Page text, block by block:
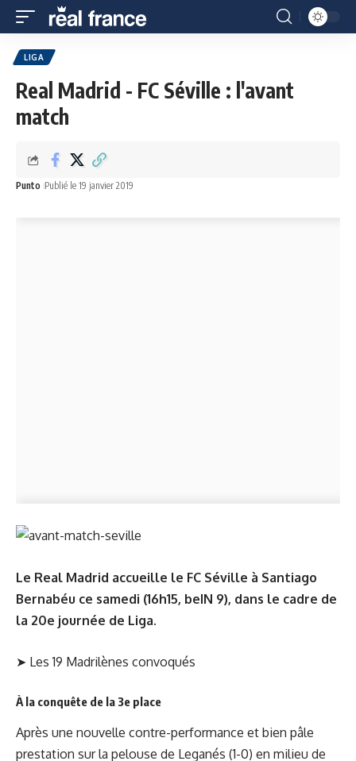
LIGA
Real Madrid - FC Séville : l'avant
match
Punto Publié le 19 janvier 2019
Le Real Madrid accueille le FC Séville à Santiago
Bernabéu ce samedi (16h15, beIN 9), dans le cadre de
la 20e journée de Liga.
➤ Les 19 Madrilènes convoqués
À la conquête de la 3e place
Après une nouvelle contre-performance et bien pâle
prestation sur la pelouse de Leganés (1-0) en milieu de